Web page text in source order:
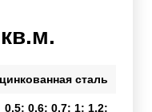
сталь
0,5; 0,6; 0,7; 1; 1,2;